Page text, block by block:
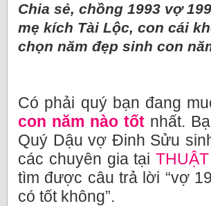
Chia sẻ, chồng 1993 vợ
mẹ kích Tài Lộc, con cái
chọn năm đẹp sinh con
Có phải quý bạn đang
con năm nào tốtnhất.
Quý Dậu vợ Đinh Sửu
các chuyên gia tại
tìm được câu trả lời “vợ
có tốt không”.